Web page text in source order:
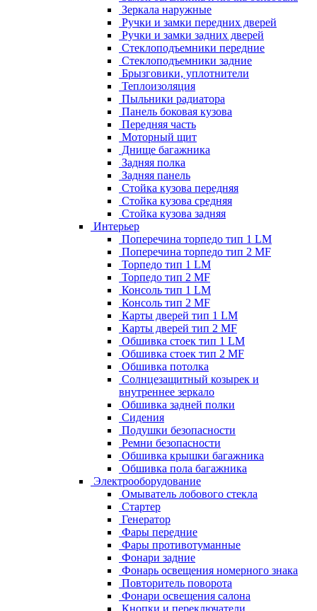
Зеркала наружные
Ручки и замки передних дверей
Ручки и замки задних дверей
Стеклоподъемники передние
Стеклоподъемники задние
Брызговики, уплотнители
Теплоизоляция
Пыльники радиатора
Панель боковая кузова
Передняя часть
Моторный щит
Днище багажника
Задняя полка
Задняя панель
Стойка кузова передняя
Стойка кузова средняя
Стойка кузова задняя
Интерьер
Поперечина торпедо тип 1 LM
Поперечина торпедо тип 2 MF
Торпедо тип 1 LM
Торпедо тип 2 MF
Консоль тип 1 LM
Консоль тип 2 MF
Карты дверей тип 1 LM
Карты дверей тип 2 MF
Обшивка стоек тип 1 LM
Обшивка стоек тип 2 MF
Обшивка потолка
Солнцезащитный козырек и
внутреннее зеркало
Обшивка задней полки
Сидения
Подушки безопасности
Ремни безопасности
Обшивка крышки багажника
Обшивка пола багажника
Электрооборудование
Омыватель лобового стекла
Стартер
Генератор
Фары передние
Фары противотуманные
Фонари задние
Фонарь освещения номерного знака
Повторитель поворота
Фонари освещения салона
Кнопки и переключатели